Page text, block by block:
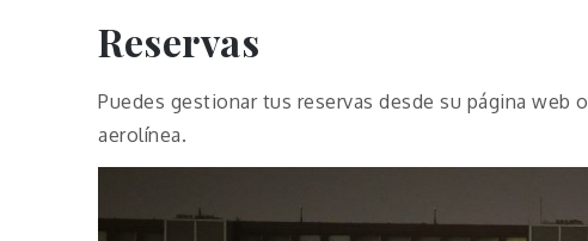
Reservas
Puedes gestionar tus reservas desde su página
aerolínea.